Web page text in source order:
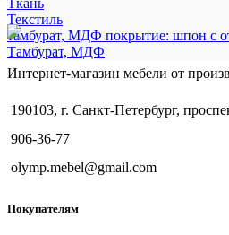
Текстиль
тамбурат, МДФ покрытие: шпон с
Тамбурат, МДФ
Интернет-магазин мебели от
190103, г. Санкт-Петербург,
906-36-77
olymp.mebel@gmail.com
Покупателям